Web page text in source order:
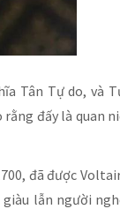
Tân Tự do, và
đấy là quan
đã được
lẫn người